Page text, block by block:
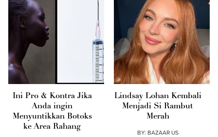
Ini Pro & Kontra Jika
Anda ingin
Menyuntikkan Botoks
ke Area Rahang
Lindsay Lohan Kembali
Menjadi Si Rambut
Merah
BY: BAZAAR US